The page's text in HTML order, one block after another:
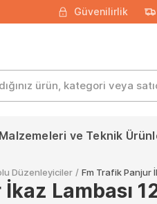
Güvenilirlik
Malzemeleri ve Teknik
Düzenleyiciler / Fm Trafik Panjur
Lambası